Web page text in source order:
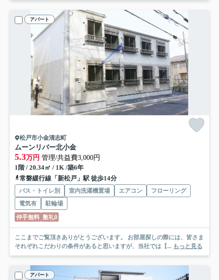
アパート
松戸市小金清志町
ムーンリバー北小金
5.3万円 管理/共益費3,000円
1階 / 20.34㎡ / 1K /築6年
常磐緩行線「新松戸」駅 徒歩14分
バス・トイレ別 室内洗濯機置場 エアコン
フローリング
電気有
駐輪場
仲手無料 敷礼0
ここまでご覧頂きありがとうございます。 お部屋探しの際には、皆さま
それぞれこだわりの条件があると思いますが、当社では【... もっと見る
アパート